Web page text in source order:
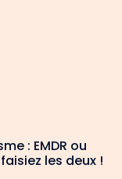
: EMDR ou
les deux !